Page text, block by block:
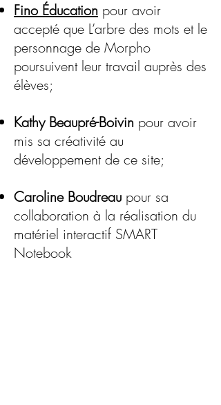
Fino Éducation pour avoir
accepté que L’arbre des mots et le
personnage de Morpho
poursuivent leur travail auprès des
élèves;
Kathy Beaupré-Boivin pour avoir
mis sa créativité au
développement de ce site;
Caroline Boudreau pour sa
collaboration à la réalisation du
matériel interactif SMART
Notebook